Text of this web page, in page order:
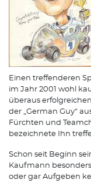
Einen treffenderen
im Jahr 2001 wohl
überaus
der „German Guy“
Fürchten und
bezeichnete Ihn
Schon seit Beginn
Kaufmann
oder gar Aufgeben